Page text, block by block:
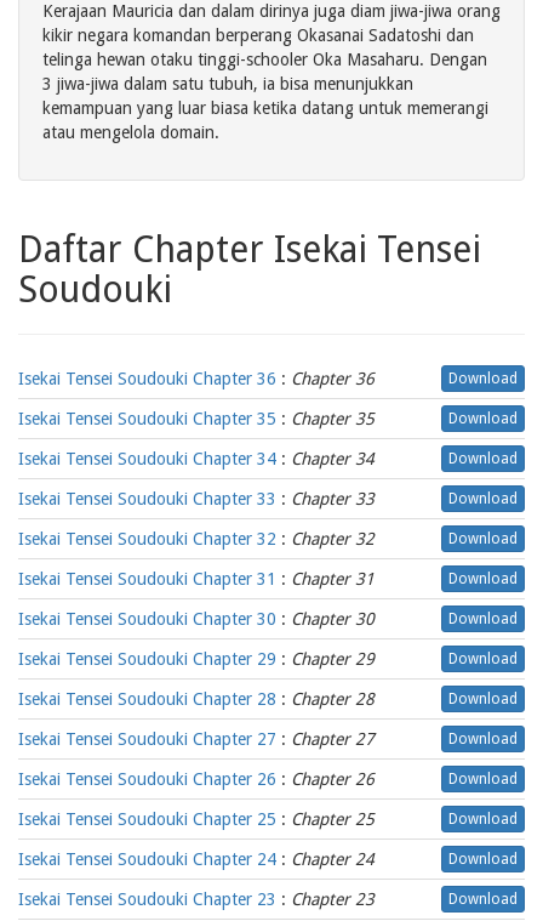
Kerajaan Mauricia dan dalam dirinya juga diam jiwa-jiwa orang
kikir negara komandan berperang Okasanai Sadatoshi dan
telinga hewan otaku tinggi-schooler Oka Masaharu. Dengan
3 jiwa-jiwa dalam satu tubuh, ia bisa menunjukkan
kemampuan yang luar biasa ketika datang untuk memerangi
atau mengelola domain.
Daftar Chapter Isekai Tensei
Soudouki
Isekai Tensei Soudouki Chapter 36 : Chapter 36 Download
Isekai Tensei Soudouki Chapter 35 : Chapter 35 Download
Isekai Tensei Soudouki Chapter 34 : Chapter 34 Download
Isekai Tensei Soudouki Chapter 33 : Chapter 33 Download
Isekai Tensei Soudouki Chapter 32 : Chapter 32 Download
Isekai Tensei Soudouki Chapter 31 : Chapter 31 Download
Isekai Tensei Soudouki Chapter 30 : Chapter 30 Download
Isekai Tensei Soudouki Chapter 29 : Chapter 29 Download
Isekai Tensei Soudouki Chapter 28 : Chapter 28 Download
Isekai Tensei Soudouki Chapter 27 : Chapter 27 Download
Isekai Tensei Soudouki Chapter 26 : Chapter 26 Download
Isekai Tensei Soudouki Chapter 25 : Chapter 25 Download
Isekai Tensei Soudouki Chapter 24 : Chapter 24 Download
Isekai Tensei Soudouki Chapter 23 : Chapter 23 Download